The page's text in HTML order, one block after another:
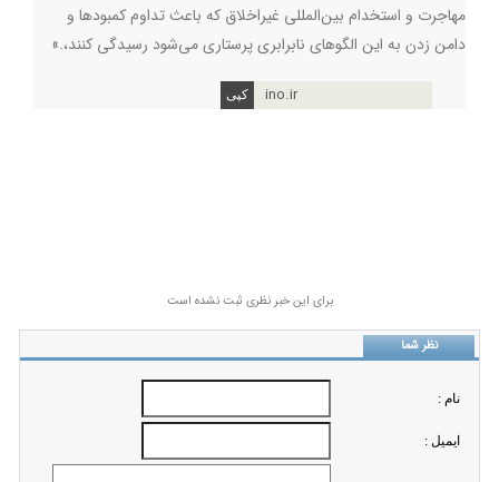
مهاجرت و استخدام بین‌المللی غیراخلاق که باعث تداوم کمبودها و
دامن زدن به این الگوهای نابرابری پرستاری می‌شود رسیدگی کنند،.»
ino.ir
برای این خبر نظری ثبت نشده است
نظر شما
نام :
ايميل :